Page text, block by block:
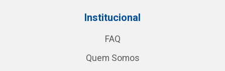
Institucional
FAQ
Quem Somos